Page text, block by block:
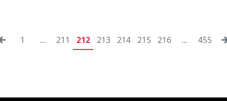
1 ... 211 212 213 214 215 216 ... 455